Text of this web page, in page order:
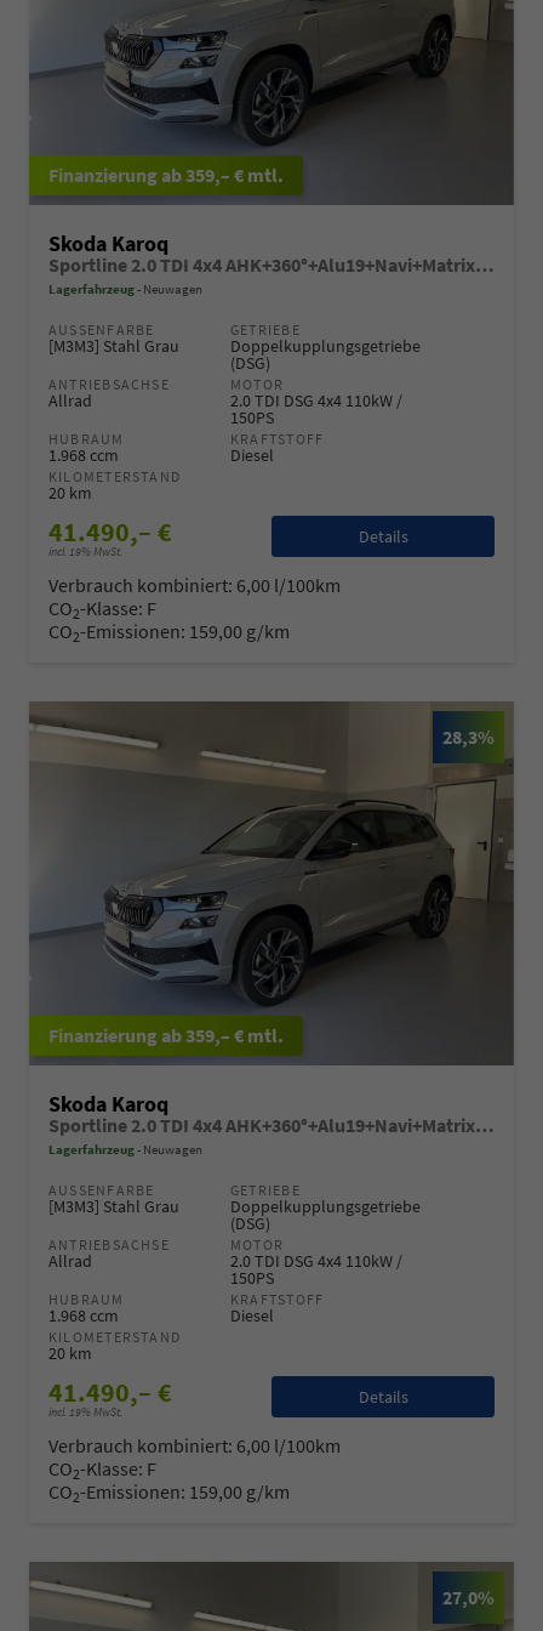
ab 359,– € mtl.
Skoda Karoq
Sportline 2.0 TDI 4x4 AHK+360°+Alu19+Navi+Matrix+Winter+eHeck+Lounge+ACC+GV5
Lagerfahrzeug Neuwagen
AUSSENFARBE
[M3M3] Stahl Grau
GETRIEBE
Doppelkupplungsgetriebe
(DSG)
ANTRIEBSACHSE
Allrad
MOTOR
2.0 TDI DSG 4x4 110kW /
150PS
HUBRAUM
1.968 ccm
KRAFTSTOFF
Diesel
KILOMETERSTAND
20 km
41.490,– €
incl. 19% MwSt.
Details
Verbrauch kombiniert: 6,00 l/100km
CO2-Klasse: F
CO2-Emissionen: 159,00 g/km
28,3%
ab 359,– € mtl.
Skoda Karoq
Sportline 2.0 TDI 4x4 AHK+360°+Alu19+Navi+Matrix+Winter+eHeck+Lounge+ACC+GV5
Lagerfahrzeug Neuwagen
AUSSENFARBE
[M3M3] Stahl Grau
GETRIEBE
Doppelkupplungsgetriebe
(DSG)
ANTRIEBSACHSE
Allrad
MOTOR
2.0 TDI DSG 4x4 110kW /
150PS
HUBRAUM
1.968 ccm
KRAFTSTOFF
Diesel
KILOMETERSTAND
20 km
41.490,– €
incl. 19% MwSt.
Details
Verbrauch kombiniert: 6,00 l/100km
CO2-Klasse: F
CO2-Emissionen: 159,00 g/km
27,0%